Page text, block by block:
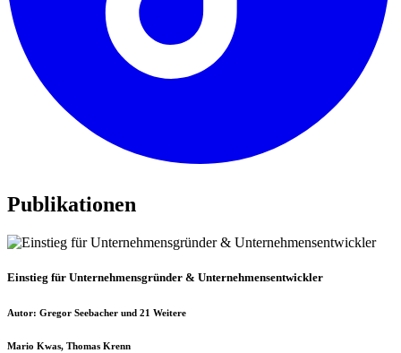
Publikationen
Einstieg für Unternehmensgründer & Unternehmensentwickler
Autor: Gregor Seebacher und 21 Weitere
Mario Kwas, Thomas Krenn